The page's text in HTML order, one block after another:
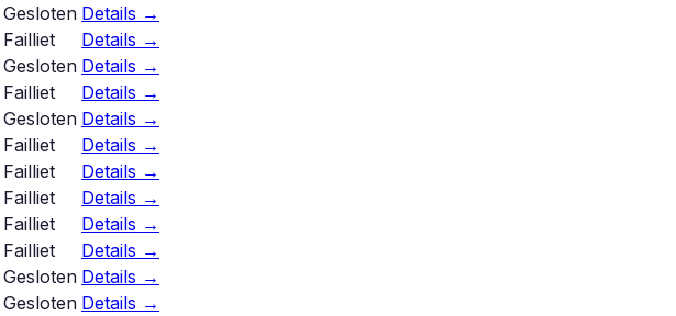
Gesloten Details →
Failliet
Details →
Gesloten Details →
Failliet
Details →
Gesloten Details →
Failliet
Details →
Failliet
Details →
Failliet
Details →
Failliet
Details →
Failliet
Details →
Gesloten Details →
Gesloten Details →